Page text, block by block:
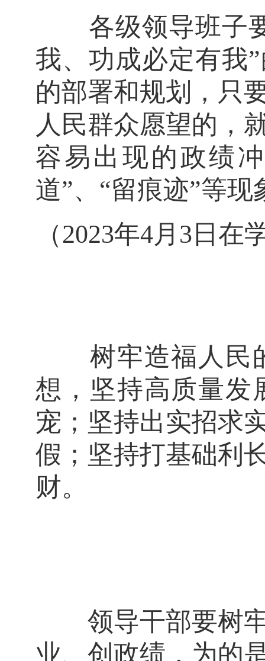
各级领导班子要
我、功成必定有我
的部署和规划，只
人民群众愿望的，
容易出现的政绩
道”、“留痕迹”等现
（2023年4月3日
树牢造福人民的
想，坚持高质量发
宠；坚持出实招求
假；坚持打基础利
财。
领导干部要树牢
业、创政绩，为的